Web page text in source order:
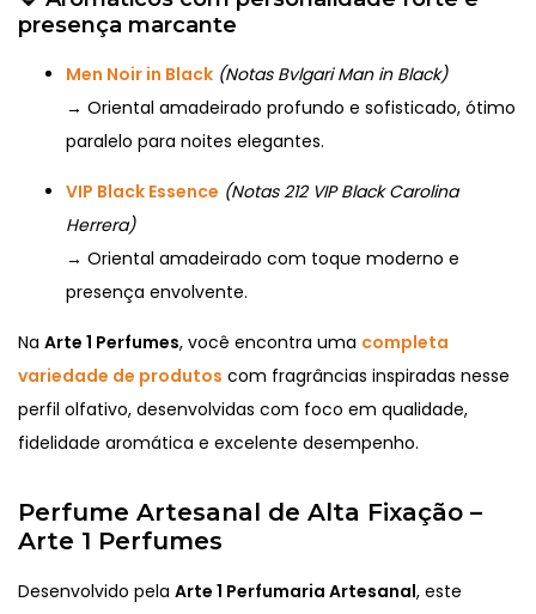
presença marcante
Men Noir in Black (Notas Bvlgari Man in Black)
→ Oriental amadeirado profundo e sofisticado, ótimo
paralelo para noites elegantes.
VIP Black Essence (Notas 212 VIP Black Carolina
Herrera)
→ Oriental amadeirado com toque moderno e
presença envolvente.
Na Arte 1 Perfumes, você encontra uma completa
variedade de produtos com fragrâncias inspiradas nesse
perfil olfativo, desenvolvidas com foco em qualidade,
fidelidade aromática e excelente desempenho.
Perfume Artesanal de Alta Fixação –
Arte 1 Perfumes
Desenvolvido pela Arte 1 Perfumaria Artesanal, este